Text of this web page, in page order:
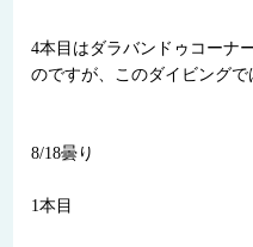
4本目はダラバンドゥコーナ
のですが、このダイビングで
8/18曇り
1本目